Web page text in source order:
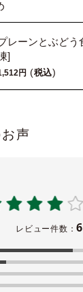
レーンとぶどう
]
税込
声
レビュー件数：6